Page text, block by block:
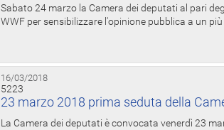
Sabato 24 marzo la Camera dei deputati al pari
WWF per sensibilizzare l'opinione pubblica a un
16/03/2018
5223
23 marzo 2018 prima seduta della
La Camera dei deputati è convocata venerdì 23